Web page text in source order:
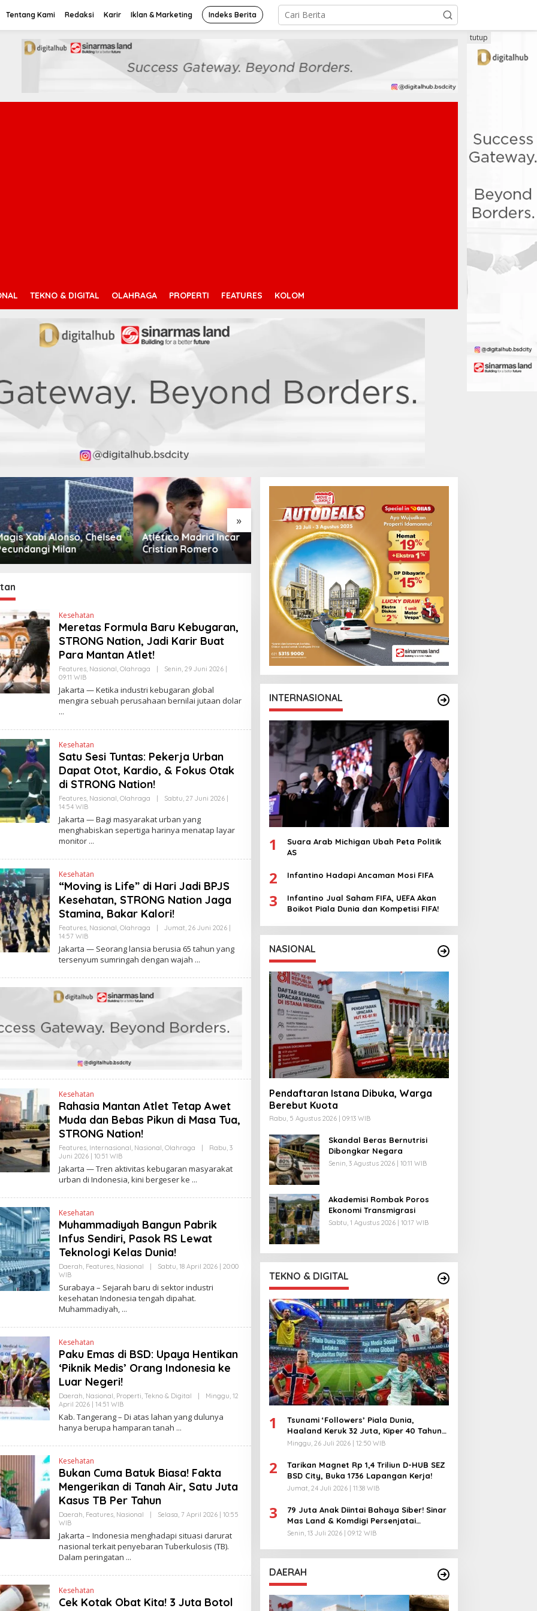
Tentang Kami Redaksi Karir Iklan & Marketing Indeks Berita
TEKNO & DIGITAL OLAHRAGA PROPERTI FEATURES KOLOM
tutup
»
Alonso, Chelsea
Milan
Atletico Madrid Incar
Cristian Romero
Chelsea Datangi Jakarta
Demi AC Milan
Sabalenka Tersingkir Dini di
Canadian Open
Kesehatan
Meretas Formula Baru Kebugaran,
STRONG Nation, Jadi Karir Buat
Para Mantan Atlet!
Features, Nasional, Olahraga |
Senin, 29 Juni 2026 |
09:11 WIBO
E
H
N
R
A
N
E
S
I
N
K
Jakarta — Ketika industri kebugaran global
mengira sebuah perusahaan bernilai jutaan dolar
Kesehatan
Satu Sesi Tuntas: Pekerja Urban
Dapat Otot, Kardio, & Fokus Otak
di STRONG Nation!
Features, Nasional, Olahraga |
Sabtu, 27 Juni 2026 |
14:54 WIBO
E
H
N
R
A
N
E
S
N
K
Jakarta — Bagi masyarakat urban yang
menghabiskan sepertiga harinya menatap layar
monitor
Kesehatan
“Moving is Life” di Hari Jadi BPJS
Kesehatan, STRONG Nation Jaga
Stamina, Bakar Kalori!
Features, Nasional, Olahraga |
Jumat, 26 Juni 2026 |
14:57 WIBO
E
H
E
N
D
E
S
I
K
Jakarta — Seorang lansia berusia 65 tahun yang
tersenyum sumringah dengan wajah
Kesehatan
Rahasia Mantan Atlet Tetap Awet
Muda dan Bebas Pikun di Masa Tua,
STRONG Nation!
Features, Internasional, Nasional, Olahraga
Rabu, 3
Juni 2026 | 10:51 WIBO
E
H
E
R
A
N
E
W
S
N
K
Jakarta — Tren aktivitas kebugaran masyarakat
urban di Indonesia, kini bergeser ke
Kesehatan
Muhammadiyah Bangun Pabrik
Infus Sendiri, Pasok RS Lewat
Teknologi Kelas Dunia!
Daerah, Features, Nasional
Sabtu, 18 April 2026 | 20:00
WIBO
E
H
H
N
R
A
N
E
S
I
N
K
Surabaya – Sejarah baru di sektor industri
kesehatan Indonesia tengah dipahat.
Muhammadiyah,
Kesehatan
Paku Emas di BSD: Upaya Hentikan
‘Piknik Medis’ Orang Indonesia ke
Luar Negeri!
Daerah, Nasional, Properti, Tekno & Digital
Minggu, 12
April 2026 | 14:51 WIBO
L
E
H
E
R
N
E
W
S
N
K
Kab. Tangerang – Di atas lahan yang dulunya
hanya berupa hamparan tanah
Kesehatan
Bukan Cuma Batuk Biasa! Fakta
Mengerikan di Tanah Air, Satu Juta
Kasus TB Per Tahun
Daerah, Features, Nasional
Selasa, 7 April 2026 | 10:55
WIBO
E
H
H
N
R
A
N
Jakarta – Indonesia menghadapi situasi darurat
nasional terkait penyebaran Tuberkulosis (TB).
Dalam peringatan
Kesehatan
Cek Kotak Obat Kita! 3 Juta Botol
INTERNASIONAL
1
Suara Arab Michigan Ubah Peta Politik
AS
2 Infantino Hadapi Ancaman Mosi FIFA
3
Infantino Jual Saham FIFA, UEFA Akan
Boikot Piala Dunia dan Kompetisi FIFA!
NASIONAL
Pendaftaran Istana Dibuka, Warga
Berebut Kuota
Rabu, 5 Agustus 2026 | 09:13 WIB
Skandal Beras Bernutrisi
Dibongkar Negara
Senin, 3 Agustus 2026 | 10:11 WIB
Akademisi Rombak Poros
Ekonomi Transmigrasi
Sabtu, 1 Agustus 2026 | 10:17 WIB
TEKNO & DIGITAL
1
Tsunami ‘Followers’ Piala Dunia,
Haaland Keruk 32 Juta, Kiper 40 Tahun
Bikin Geger!
Minggu, 26 Juli 2026 | 12:50 WIB
2
Tarikan Magnet Rp 1,4 Triliun D-HUB SEZ
BSD City, Buka 1736 Lapangan Kerja!
Jumat, 24 Juli 2026 | 11:38 WIB
3
79 Juta Anak Diintai Bahaya Siber! Sinar
Mas Land & Komdigi Persenjatai
Ratusan Guru!
Senin, 13 Juli 2026 | 09:12 WIB
DAERAH